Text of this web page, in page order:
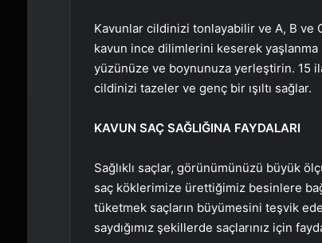
Kavunlar cildinizi tonlayabilir ve A, B ve
kavun ince dilimlerini keserek yaşlanma
yüzünüze ve boynunuza yerleştirin. 15
cildinizi tazeler ve genç bir ışıltı sağlar.
KAVUN SAÇ SAĞLIĞINA FAYDALARI
Sağlıklı saçlar, görünümünüzü büyük
saç köklerimize ürettiğimiz besinlere
tüketmek saçların büyümesini teşvik
saydığımız şekillerde saçlarınız için